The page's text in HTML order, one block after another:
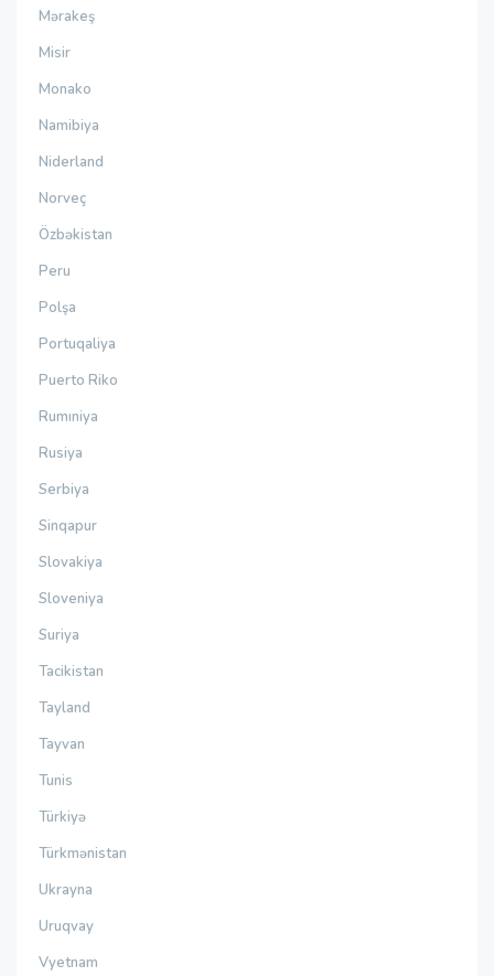
Mərakeş
Misir
Monako
Namibiya
Niderland
Norveç
Özbəkistan
Peru
Polşa
Portuqaliya
Puerto Riko
Rumıniya
Rusiya
Serbiya
Sinqapur
Slovakiya
Sloveniya
Suriya
Tacikistan
Tayland
Tayvan
Tunis
Türkiyə
Türkmənistan
Ukrayna
Uruqvay
Vyetnam